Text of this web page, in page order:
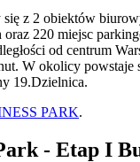
z 2 obiektów
220 miejsc
od centrum
W okolicy
19.Dzielnica.
PARK.
- Etap I